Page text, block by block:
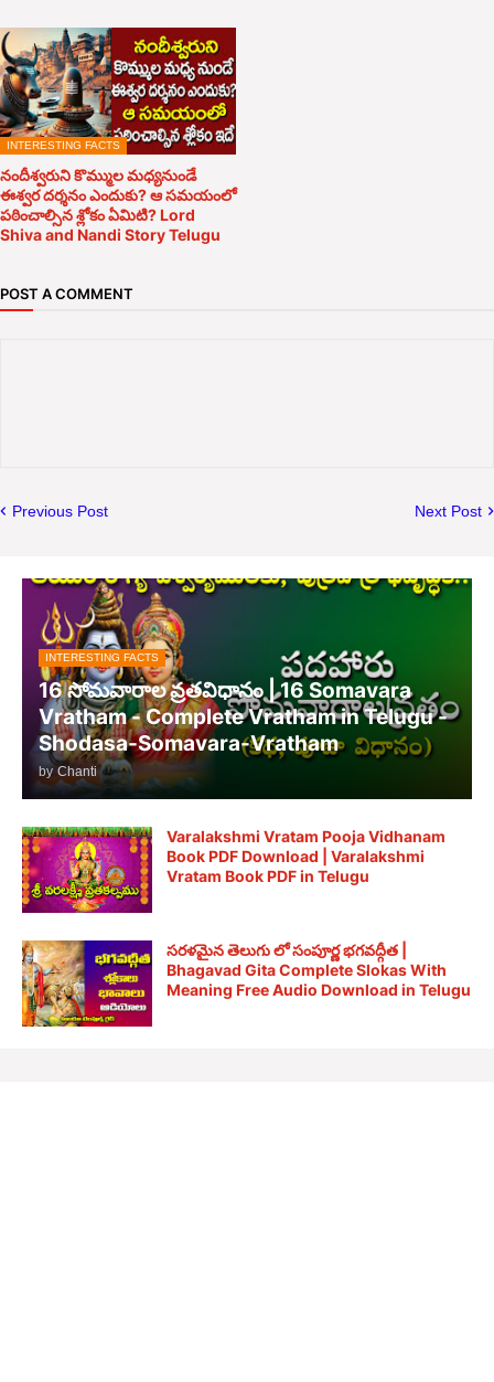
INTERESTING FACTS
నందీశ్వరుని కొమ్ముల మధ్యనుండే
ఈశ్వర దర్శనం ఎందుకు? ఆ సమయంలో
పఠించాల్సిన శ్లోకం ఏమిటి? Lord
Shiva and Nandi Story Telugu
POST A COMMENT
Previous Post Next Post
INTERESTING FACTS
16 సోమవారాల వ్రతవిధానం | 16 Somavara
Vratham - Complete Vratham in Telugu -
Shodasa-Somavara-Vratham
by Chanti
Varalakshmi Vratam Pooja Vidhanam
Book PDF Download | Varalakshmi
Vratam Book PDF in Telugu
సరళమైన తెలుగు లో సంపూర్ణ భగవద్గీత |
Bhagavad Gita Complete Slokas With
Meaning Free Audio Download in Telugu